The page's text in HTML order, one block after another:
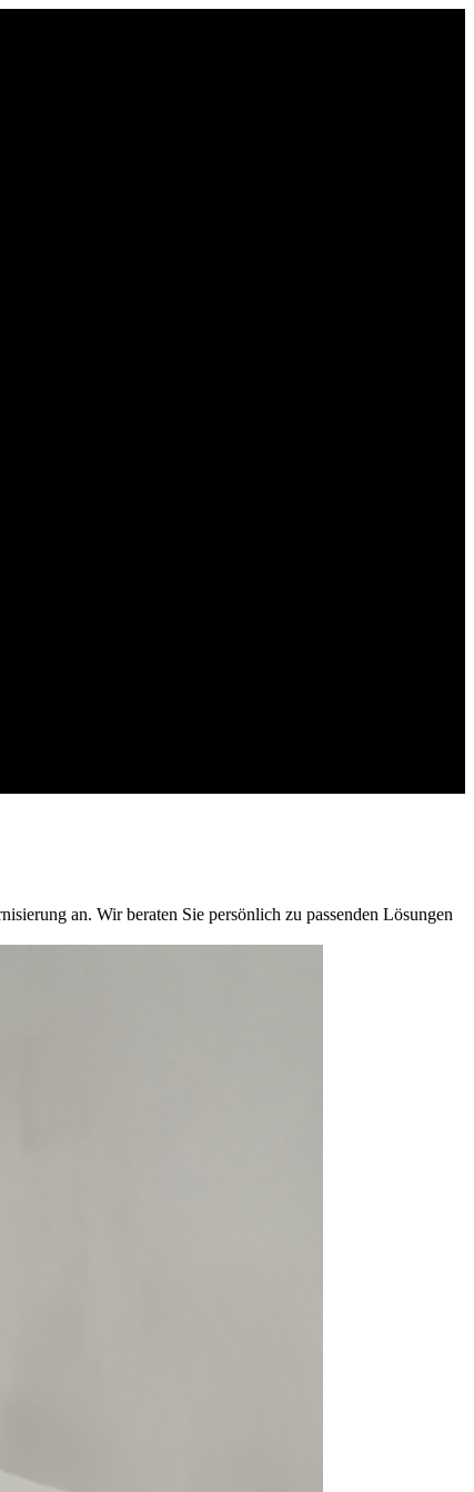
an. Wir beraten Sie persönlich zu passenden Lösungen